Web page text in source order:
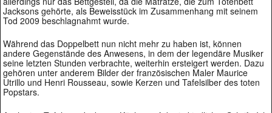
Jacksons gehörte, als Beweisstück im Zusammenhang mit seinem
Tod 2009 beschlagnahmt wurde.
Während das Doppelbett nun nicht mehr zu haben ist, können
andere Gegenstände des Anwesens, in dem der legendäre Musiker
seine letzten Stunden verbrachte, weiterhin ersteigert werden. Dazu
gehören unter anderem Bilder der französischen Maler Maurice
Utrillo und Henri Rousseau, sowie Kerzen und Tafelsilber des toten
Popstars.